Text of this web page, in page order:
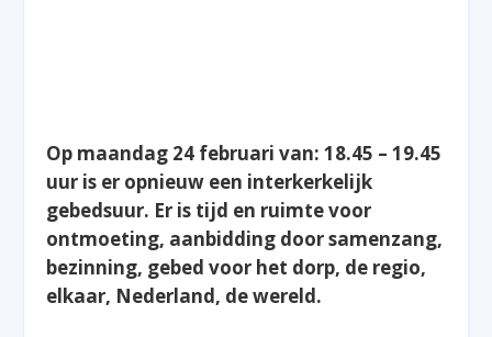
Op maandag 24 februari van: 18.45 – 19.45
uur is er opnieuw een interkerkelijk
gebedsuur. Er is tijd en ruimte voor
ontmoeting, aanbidding door samenzang,
bezinning, gebed voor het dorp, de regio,
elkaar, Nederland, de wereld.